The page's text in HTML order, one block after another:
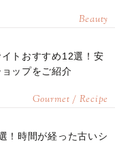
Beauty
トおすすめ12選！安
ップをご紹介
Gourmet / Recipe
！時間が経った古いシ